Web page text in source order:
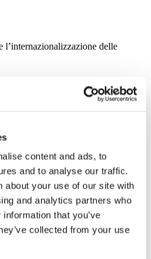
content and ads, to
and to analyse our traffic.
about your use of our site with
and analytics partners who
that you’ve
collected from your use
l’internazionalizzazione delle
dal Piano “Export Sud”,
nelle misure previste dal PAC,
di cui l’ICE-Agenzia è il
Industriali (piazza dei Martiri 58). Si
imprese del Mezzogiorno.